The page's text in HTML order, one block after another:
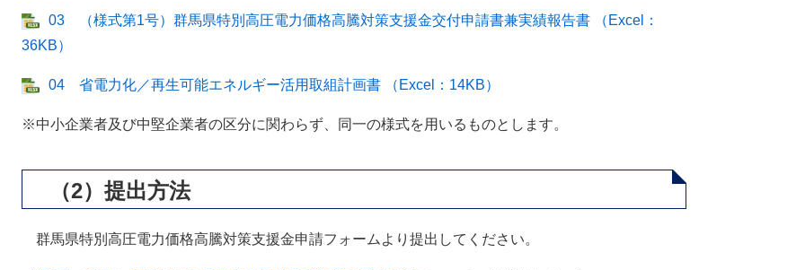
03 （様式第1号）群馬県特別高圧電力価格高騰対策支援金交付申請書兼実績報告書 （Excel：
36KB）
04 省電力化／再生可能エネルギー活用取組計画書 （Excel：14KB）
※中小企業者及び中堅企業者の区分に関わらず、同一の様式を用いるものとします。
（2）提出方法
群馬県特別高圧電力価格高騰対策支援金申請フォームより提出してください。